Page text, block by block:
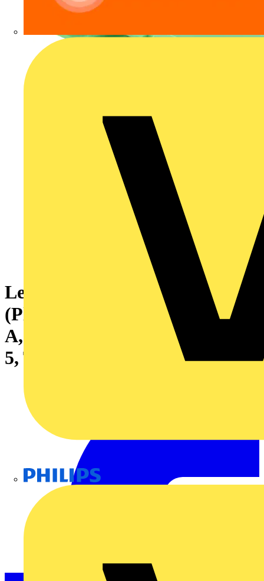
Leiterplattensteckverbinder
(Platinenanschluss), 320 V, 15
A, Raster in mm: 5.00, Polzahl:
5, THT-Lötanschluss, Box